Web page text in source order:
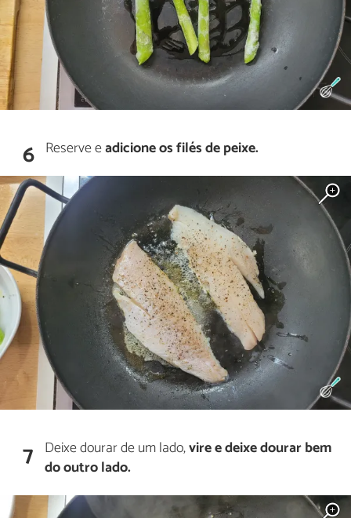
6 Reserve eadicione os filés de peixe.
7 Deixe dourar de um lado,vire e deixe dourar bem
do outro lado.